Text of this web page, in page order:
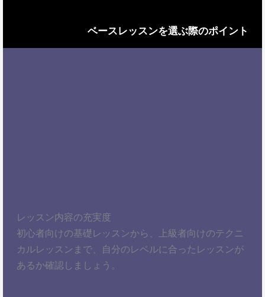
ベースレッスンを選ぶ際のポイント
レッスン内容の充実度
初心者向けの基礎レッスンから、上級者向けのテクニ
カルレッスンまで、自分のレベルに合ったレッスンが
あるか確認しましょう。